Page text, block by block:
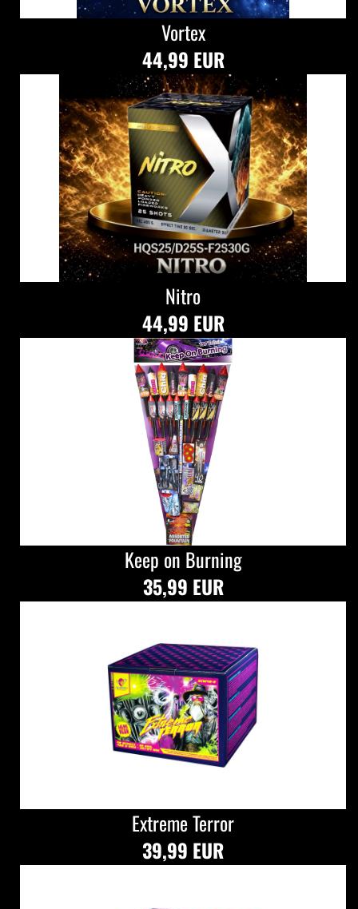
Vortex
44,99 EUR
Nitro
44,99 EUR
Keep on Burning
35,99 EUR
Extreme Terror
39,99 EUR